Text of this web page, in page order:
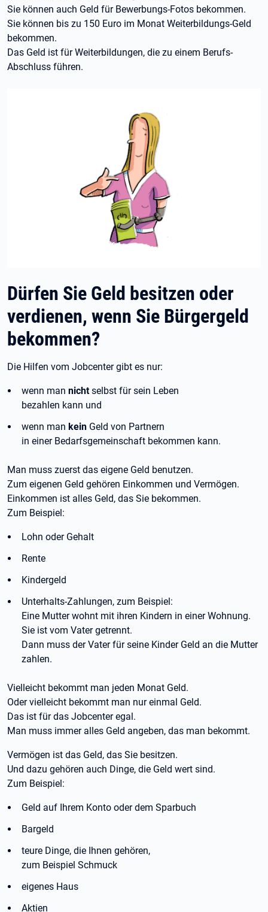
Sie können auch Geld für Bewerbungs-Fotos bekommen.
Sie können bis zu 150 Euro im Monat Weiterbildungs-Geld
bekommen.
Das Geld ist für Weiterbildungen, die zu einem Berufs-
Abschluss führen.
Dürfen Sie Geld besitzen oder
verdienen, wenn Sie Bürgergeld
bekommen?
Die Hilfen vom Jobcenter gibt es nur:
wenn man nichtselbst für sein Leben
bezahlen kann und
wenn man kein Geld von Partnern
in einer Bedarfsgemeinschaft bekommen kann.
Man muss zuerst das eigene Geld benutzen.
Zum eigenen Geld gehören Einkommen und Vermögen.
Einkommen ist alles Geld, das Sie bekommen.
Zum Beispiel:
Lohn oder Gehalt
Rente
Kindergeld
Unterhalts-Zahlungen, zum Beispiel:
Eine Mutter wohnt mit ihren Kindern in einer Wohnung.
Sie ist vom Vater getrennt.
Dann muss der Vater für seine Kinder Geld an die Mutter
zahlen.
Vielleicht bekommt man jeden Monat Geld.
Oder vielleicht bekommt man nur einmal Geld.
Das ist für das Jobcenter egal.
Man muss immer alles Geld angeben, das man bekommt.
Vermögen ist das Geld, das Sie besitzen.
Und dazu gehören auch Dinge, die Geld wert sind.
Zum Beispiel:
Geld auf Ihrem Konto oder dem Sparbuch
Bargeld
teure Dinge, die Ihnen gehören,
zum Beispiel Schmuck
eigenes Haus
Aktien